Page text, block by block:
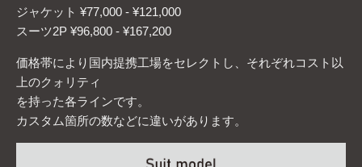
ジャケット ¥77,000 - ¥121,000
スーツ2P ¥96,800 - ¥167,200
価格帯により国内提携工場をセレクトし、それぞれコスト以
上のクォリティ
を持った各ラインです。
カスタム箇所の数などに違いがあります。